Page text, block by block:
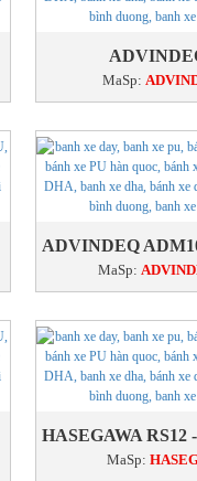
MaSp:
MaSp:
MaSp: